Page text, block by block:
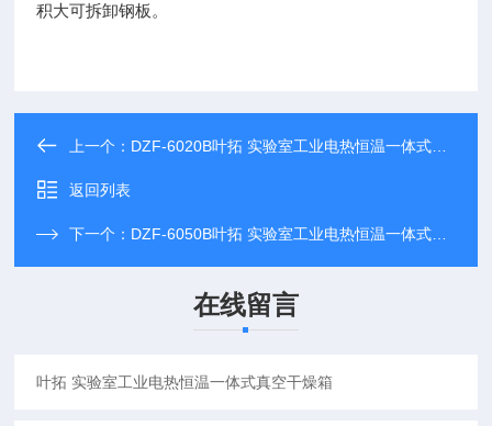
积大可拆卸钢板。
上一个： DZF-6020B叶拓 实验室工业电热恒温一体式真空干燥箱
返回列表
下一个： DZF-6050B叶拓 实验室工业电热恒温一体式真空干燥箱
在线留言